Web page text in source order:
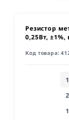
Резистор
0,25Вт,
Код товара:
1